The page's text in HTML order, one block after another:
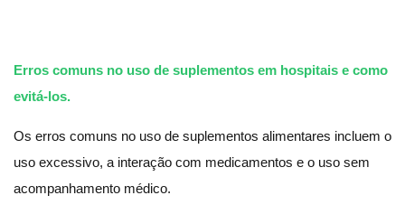
Erros comuns no uso de suplementos em hospitais e como
evitá-los.
Os erros comuns no uso de suplementos alimentares incluem o
uso excessivo, a interação com medicamentos e o uso sem
acompanhamento médico.